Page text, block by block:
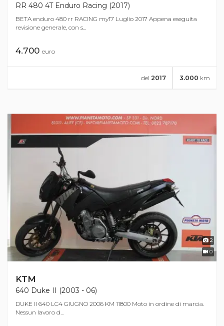
RR 480 4T Enduro Racing (2017)
BETA enduro 480 rr RACING my17 Luglio 2017 Appena eseguita
revisione generale, con s...
4.700 euro
3.000 km
del 2017
2
0
KTM
640 Duke II (2003 - 06)
DUKE II 640 LC4 GIUGNO 2006 KM 11800 Moto in ordine di marcia.
Nessun lavoro d...